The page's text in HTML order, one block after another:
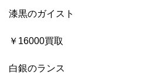
漆黒のガイスト
￥16000買取
白銀のランス